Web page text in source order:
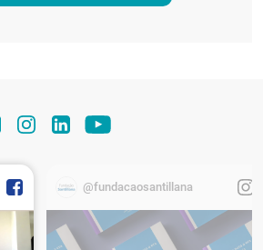
@fundacaosantillana